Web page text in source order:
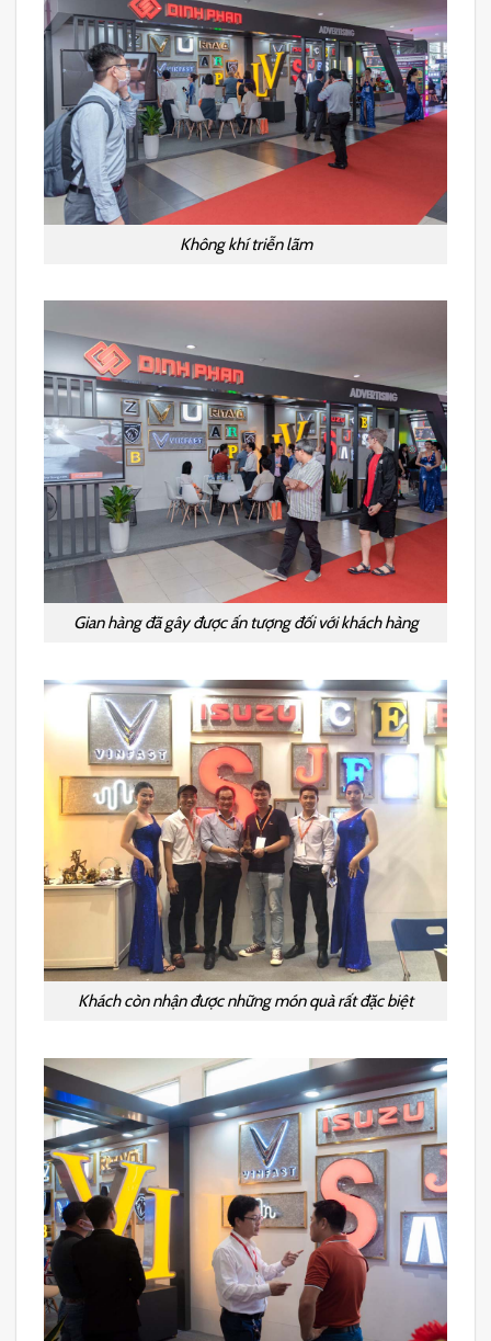
Không khí triễn lãm
Gian hàng đã gây được ấn tượng đối với khách hàng
Khách còn nhận được những món quà rất đặc biệt